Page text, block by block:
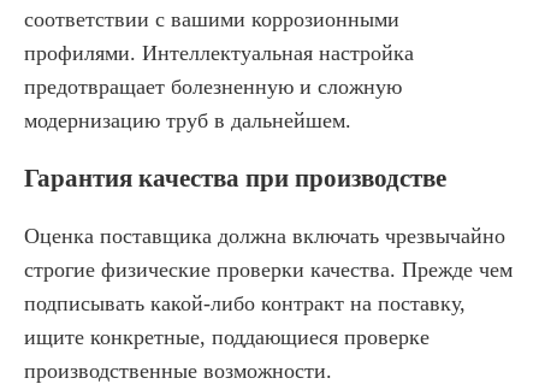
соответствии с вашими коррозионными
профилями. Интеллектуальная настройка
предотвращает болезненную и сложную
модернизацию труб в дальнейшем.
Гарантия качества при производстве
Оценка поставщика должна включать чрезвычайно
строгие физические проверки качества. Прежде чем
подписывать какой-либо контракт на поставку,
ищите конкретные, поддающиеся проверке
производственные возможности.